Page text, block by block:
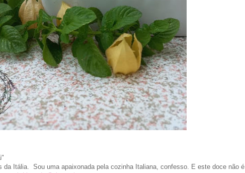
da Itália. Sou uma apaixonada pela cozinha Italiana, confesso. E este doce não é